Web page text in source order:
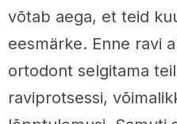
võtab aega, et teid
eesmärke. Enne ravi
ortodont selgitama
raviprotsessi,